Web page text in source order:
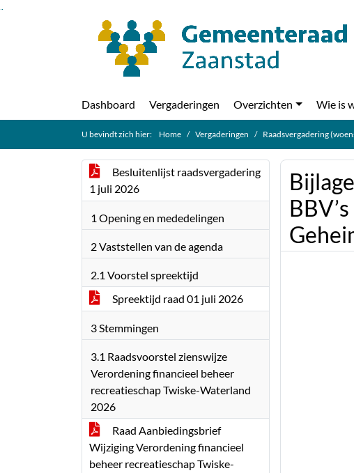
Ga naar de inhoud van deze pagina
Dashboard Vergaderingen Overzichten Wie is
U bevindt zich hier: Home Vergaderingen Raadsvergadering
Besluitenlijst raadsvergadering
1 juli 2026
1 Opening en mededelingen
2 Vaststellen van de agenda
2.1 Voorstel spreektijd
Spreektijd raad 01 juli 2026
3 Stemmingen
3.1 Raadsvoorstel zienswijze
Verordening financieel beheer
recreatieschap Twiske-Waterland
2026
Raad Aanbiedingsbrief
Wijziging Verordening financieel
beheer recreatieschap Twiske-